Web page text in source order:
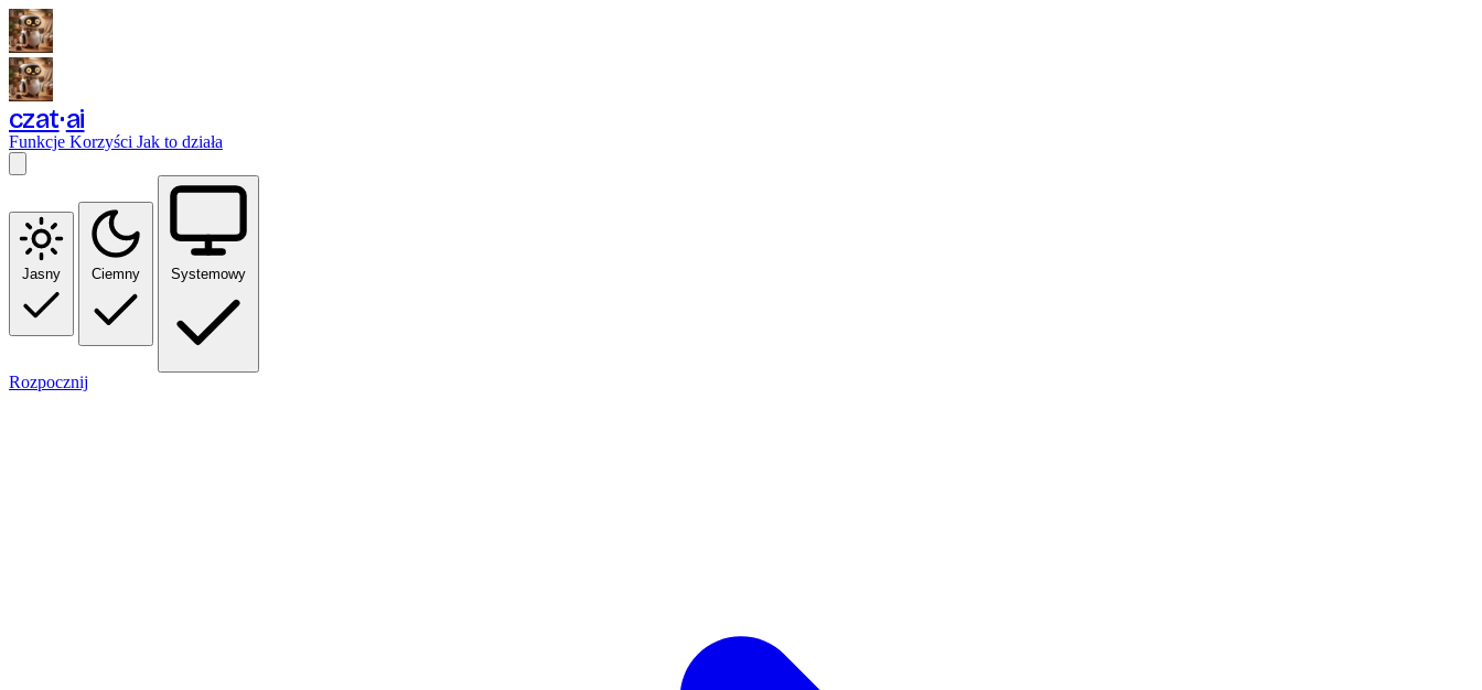
czat ai
Funkcje Korzyści Jak to działa
Jasny Ciemny Systemowy
Rozpocznij